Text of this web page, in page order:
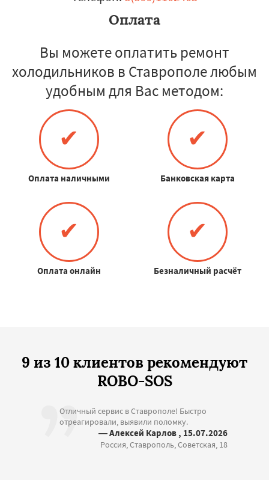
Оплата
Вы можете оплатить ремонт
холодильников в Ставрополе любым
удобным для Вас методом:
✔
Оплата наличными
✔
Банковская карта
✔
Оплата онлайн
✔
Безналичный расчёт
9 из 10 клиентов рекомендуют
ROBO-SOS
Отличный сервис в Ставрополе! Быстро
отреагировали, выявили поломку.
— Алексей Карлов , 15.07.2026
Россия, Ставрополь, Советская, 18